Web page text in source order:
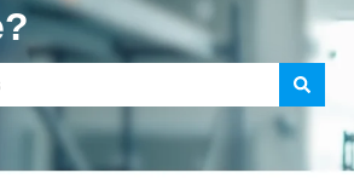
porque el campo de búsqueda está